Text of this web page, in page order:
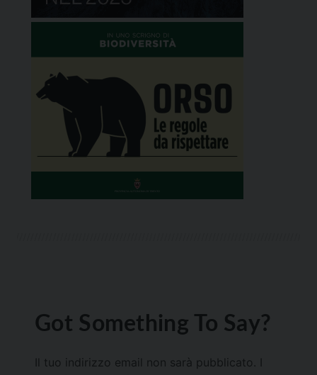
Got Something To Say?
Il tuo indirizzo email non sarà pubblicato.